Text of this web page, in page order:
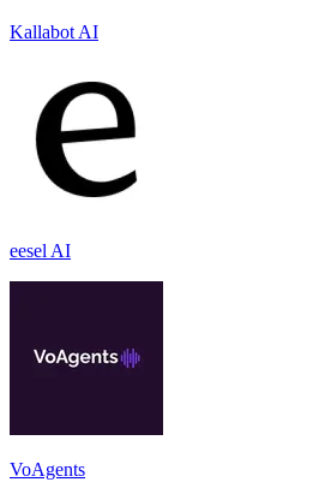
Kallabot AI
eesel AI
VoAgents